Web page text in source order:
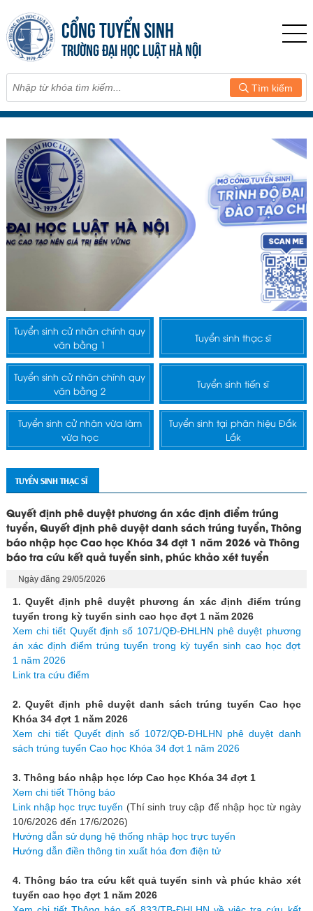
CỔNG TUYỂN SINH
TRƯỜNG ĐẠI HỌC LUẬT HÀ NỘI
Tìm kiếm
Tuyển sinh cử nhân chính quy
văn bằng 1
Tuyển sinh thạc sĩ
Tuyển sinh cử nhân chính quy
văn bằng 2
Tuyển sinh tiến sĩ
Tuyển sinh cử nhân vừa làm
vừa học
Tuyển sinh tại phân hiệu Đắk
Lắk
TUYỂN SINH THẠC SĨ
Quyết định phê duyệt phương án xác định điểm trúng
tuyển, Quyết định phê duyệt danh sách trúng tuyển, Thông
báo nhập học Cao học Khóa 34 đợt 1 năm 2026 và Thông
báo tra cứu kết quả tuyển sinh, phúc khảo xét tuyển
Ngày đăng 29/05/2026
1. Quyết định phê duyệt phương án xác định điểm trúng
tuyển trong kỳ tuyển sinh cao học đợt 1 năm 2026
Xem chi tiết Quyết định số 1071/QĐ-ĐHLHN phê duyệt phương
án xác định điểm trúng tuyển trong kỳ tuyển sinh cao học đợt
1 năm 2026
Link tra cứu điểm
2. Quyết định phê duyệt danh sách trúng tuyển Cao học
Khóa 34 đợt 1 năm 2026
Xem chi tiết Quyết định số 1072/QĐ-ĐHLHN phê duyệt danh
sách trúng tuyển Cao học Khóa 34 đợt 1 năm 2026
3. Thông báo nhập học lớp Cao học Khóa 34 đợt 1
Xem chi tiết Thông báo
Link nhập học trực tuyến (Thí sinh truy cập để nhập học từ ngày
10/6/2026 đến 17/6/2026)
Hướng dẫn sử dụng hệ thống nhập học trực tuyến
Hướng dẫn điền thông tin xuất hóa đơn điện tử
4. Thông báo tra cứu kết quả tuyển sinh và phúc khảo xét
tuyển cao học đợt 1 năm 2026